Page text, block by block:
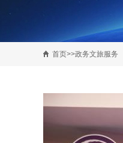
首页>>政务文旅服务